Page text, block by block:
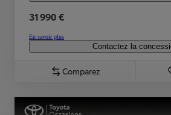
31 990 €
En savoir plus
Contactez la
Comparez